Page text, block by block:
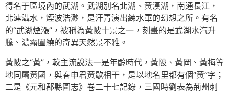
得名于區境內的武湖。武湖別名北湖、黃漢湖，南通長江，
北連灄水，煙波浩渺，是汗青演出練水軍的幻想之所。有名
的“武湖煙漲”，被稱為黃陂十景之一，刻畫的是武湖水汽升
騰、濃霧圍繞的奇異天然景不雅。
黃陂之“黃”，較主流說法一是年齡時代，黃陂、黃岡、黃梅等
地同屬黃國，與春申君黃歇相干，是以地名里都有個“黃”字；
二是《元和郡縣圖志》卷二十七記錄，三國時劉表為荊州刺